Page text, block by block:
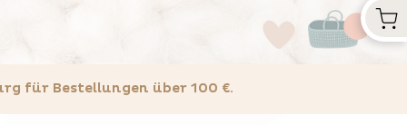
für Bestellungen über 100 €.